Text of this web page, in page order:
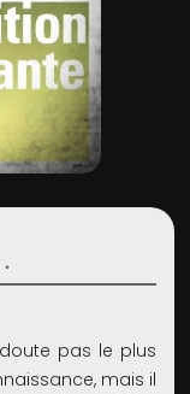
pas le plus
mais il